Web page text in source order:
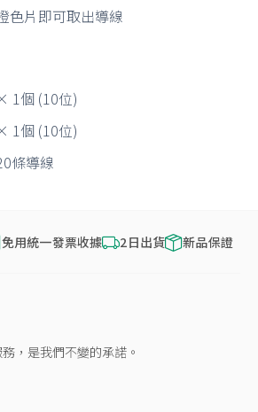
色片即可取出導線
1個 (10位)
1個 (10位)
條導線
免用統一發票收據 2日出貨 新品保證
，是我們不變的承諾。